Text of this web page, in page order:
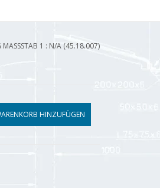
1 : N/A (45.18.007)
HINZUFÜGEN